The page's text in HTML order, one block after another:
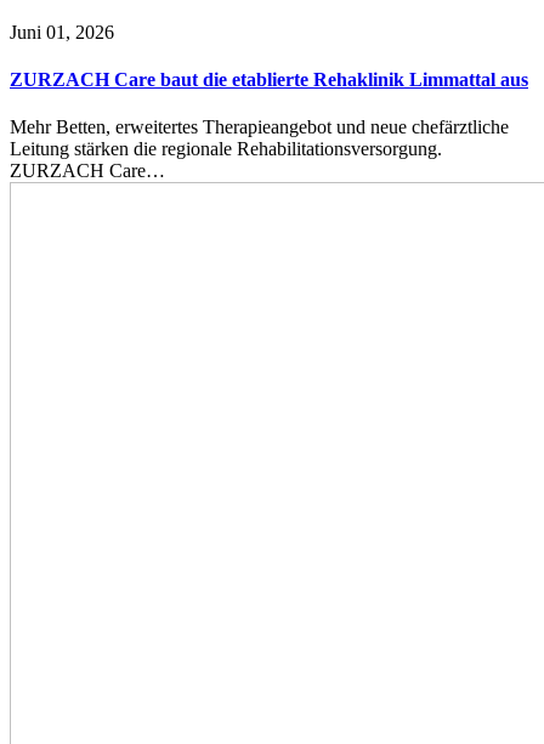
Juni 01, 2026
ZURZACH Care baut die etablierte Rehaklinik Limmattal aus
Mehr Betten, erweitertes Therapieangebot und neue chefärztliche
Leitung stärken die regionale Rehabilitationsversorgung.
ZURZACH Care…